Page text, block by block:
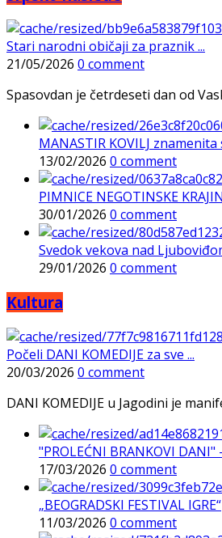
Stari narodni običaji za praznik ...
21/05/2026 0 comment
Spasovdan je četrdeseti dan od
MANASTIR KOVILJ znamenita
13/02/2026 0 comment
PIMNICE NEGOTINSKE
30/01/2026 0 comment
Svedok vekova nad
29/01/2026 0 comment
Kultura
Počeli DANI KOMEDIJE za sve ...
20/03/2026 0 comment
DANI KOMEDIJE u Jagodini je
"PROLEĆNI BRANKOVI DANI"
17/03/2026 0 comment
„BEOGRADSKI FESTIVAL IGRE“
11/03/2026 0 comment